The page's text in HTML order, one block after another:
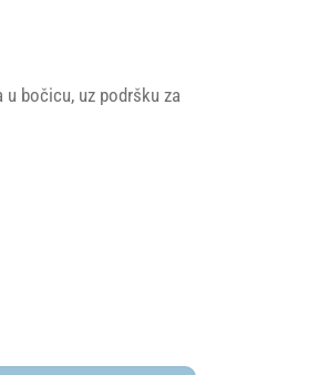
bočicu, uz podršku za